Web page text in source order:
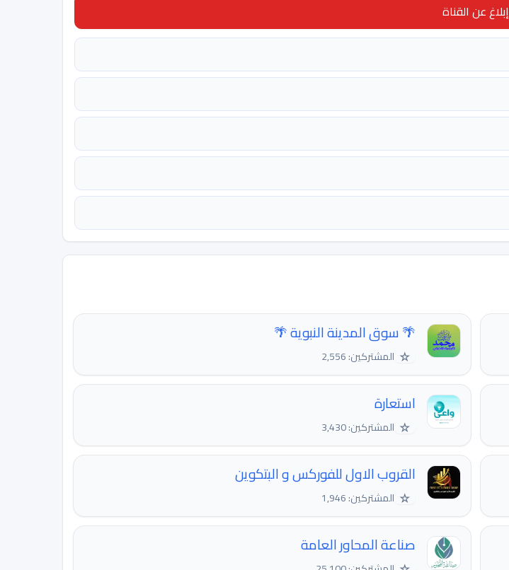
إبلاغ عن القناة
🌴 سوق المدينة النبوية 🌴
☆ المشتركين: 2,556
استعارة
☆ المشتركين: 3,430
القروب الاول للفوركس و البتكوين
☆ المشتركين: 1,946
صناعة المحاور العامة